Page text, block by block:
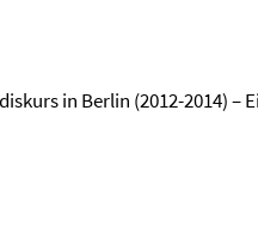
in Berlin (2012-2014) –